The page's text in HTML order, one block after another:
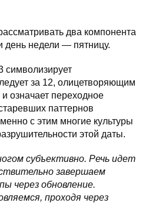
два компонента
день недели — пятницу.
символизирует
за 12, олицетворяющим
означает переходное
паттернов
с этим многие культуры
этой даты.
субъективно. Речь идет
завершаем
через обновление.
проходя через